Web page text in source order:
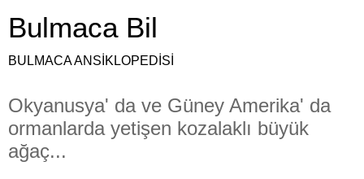
Bulmaca Bil
BULMACA ANSİKLOPEDİSİ
Okyanusya' da ve Güney Amerika' da
ormanlarda yetişen kozalaklı büyük
ağaç...